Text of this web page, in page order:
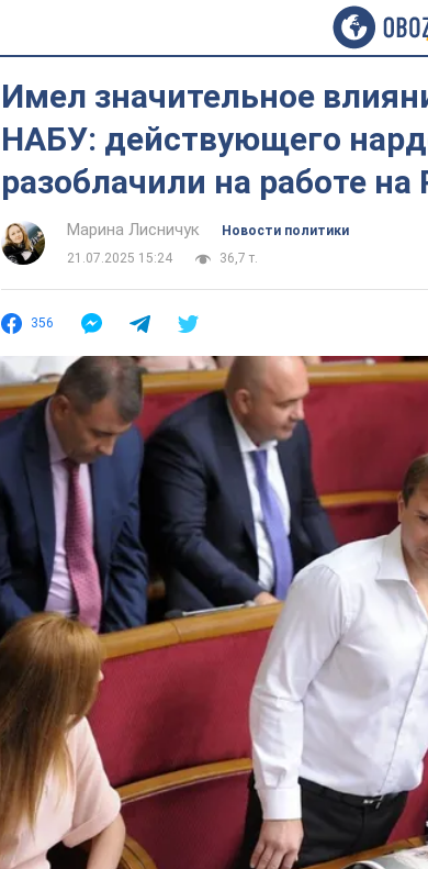
Имел значительное
НАБУ: действующего
разоблачили на работе
Марина Лисничук
Новости политики
21.07.2025 15:24
36,7 т.
356